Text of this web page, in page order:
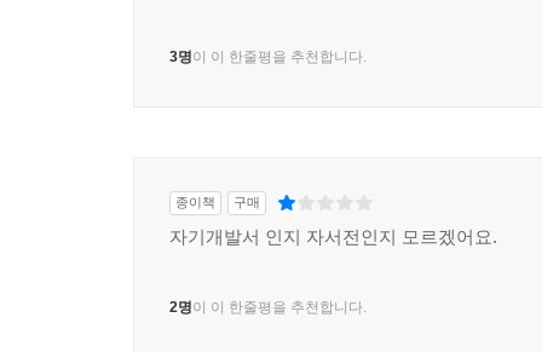
3명이 이 한줄평을 추천합니다.
종이책 구매
자기개발서 인지 자서전인지 모르겠어요.
2명이 이 한줄평을 추천합니다.